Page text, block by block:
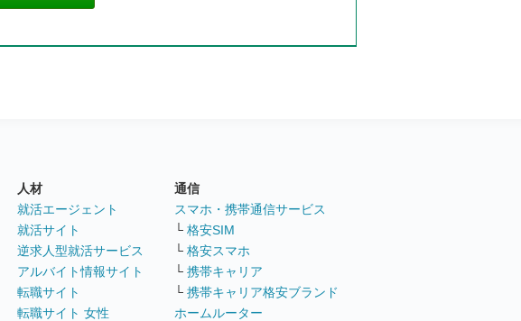
人材
就活エージェント
就活サイト
逆求人型就活サービス
アルバイト情報サイト
転職サイト
転職サイト 女性
通信
スマホ・携帯通信サービス
└ 格安SIM
└ 格安スマホ
└ 携帯キャリア
└ 携帯キャリア格安ブランド
ホームルーター